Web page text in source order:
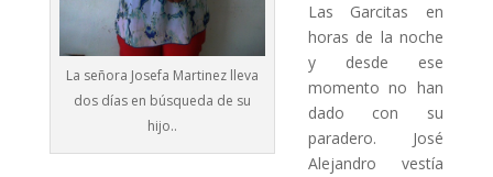
La señora Josefa Martinez lleva
dos días en búsqueda de su
hijo..
Las Garcitas en
horas de la noche
y desde ese
momento no han
dado con su
paradero. José
Alejandro vestía